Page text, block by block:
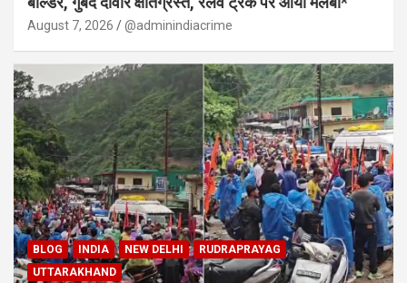
August 7, 2026 @adminindiacrime
BLOG INDIA NEW DELHI
RUDRAPRAYAG
UTTARAKHAND